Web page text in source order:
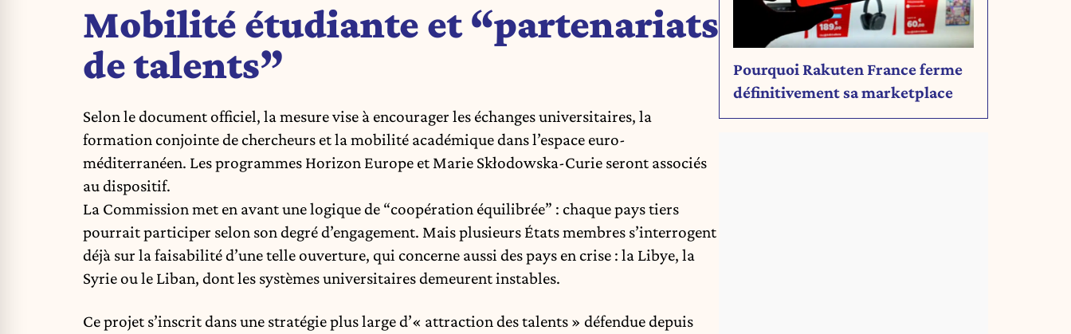
Mobilité étudiante et “partenariats
de talents”
Selon le document officiel, la mesure vise à encourager les échanges universitaires, la
formation conjointe de chercheurs et la mobilité académique dans l’espace euro-
méditerranéen. Les programmes Horizon Europe et Marie Skłodowska-Curie seront associés
au dispositif.
La Commission met en avant une logique de “coopération équilibrée” : chaque pays tiers
pourrait participer selon son degré d’engagement. Mais plusieurs États membres s’interrogent
déjà sur la faisabilité d’une telle ouverture, qui concerne aussi des pays en crise : la Libye, la
Syrie ou le Liban, dont les systèmes universitaires demeurent instables.
Ce projet s’inscrit dans une stratégie plus large d’« attraction des talents » défendue depuis
Pourquoi Rakuten France ferme
définitivement sa marketplace